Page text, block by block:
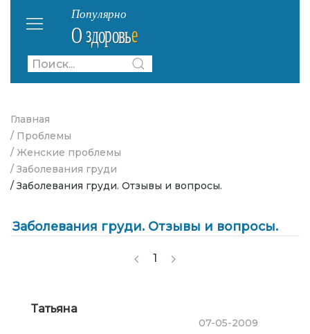
Главная
/ Проблемы
/ Женские проблемы
/ Заболевания груди
/ Заболевания груди. Отзывы и вопросы.
Заболевания груди. Отзывы и вопросы.
1
Татьяна
07-05-2009